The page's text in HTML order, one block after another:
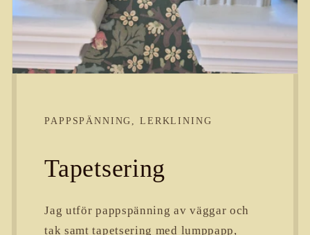
PAPPSPÄNNING, LERKLINING
Tapetsering
Jag utför pappspänning av väggar och
tak samt tapetsering med lumppapp,